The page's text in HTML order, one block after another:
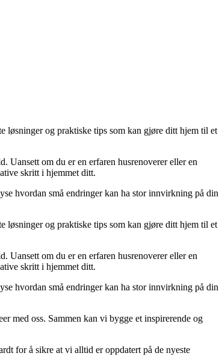
løsninger og praktiske tips som kan gjøre ditt hjem til et
om du er en erfaren husrenoverer eller en
skritt i hjemmet ditt.
hvordan små endringer kan ha stor innvirkning på din
løsninger og praktiske tips som kan gjøre ditt hjem til et
om du er en erfaren husrenoverer eller en
skritt i hjemmet ditt.
hvordan små endringer kan ha stor innvirkning på din
med oss. Sammen kan vi bygge et inspirerende og
for å sikre at vi alltid er oppdatert på de nyeste